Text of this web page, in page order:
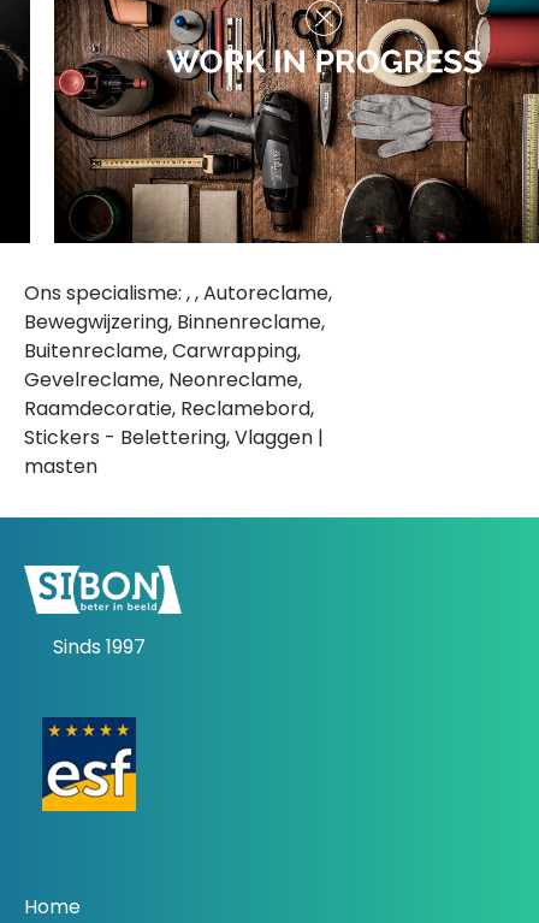
Ons specialisme: , , Autoreclame,
Bewegwijzering, Binnenreclame,
Buitenreclame, Carwrapping,
Gevelreclame, Neonreclame,
Raamdecoratie, Reclamebord,
Stickers - Belettering, Vlaggen |
masten
Sinds 1997
Home